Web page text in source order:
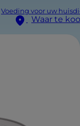
Voeding voor uw
Waar te